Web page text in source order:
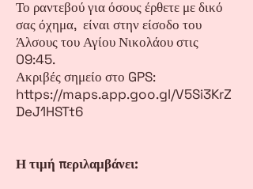
Το ραντεβού για όσους έρθετε με δικό
σας όχημα, είναι στην είσοδο του
Άλσους του Αγίου Νικολάου στις
09:45.
Ακριβές σημείο στο GPS:
https://maps.app.goo.gl/V5Si3KrZ
DeJ1HSTt6
Η τιμή περιλαμβάνει: